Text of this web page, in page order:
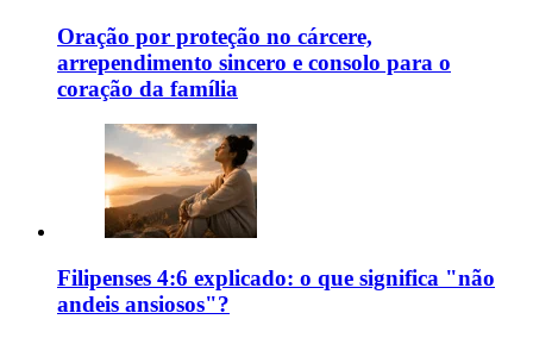
Oração por proteção no cárcere,
arrependimento sincero e consolo para o
coração da família
Filipenses 4:6 explicado: o que significa "não
andeis ansiosos"?